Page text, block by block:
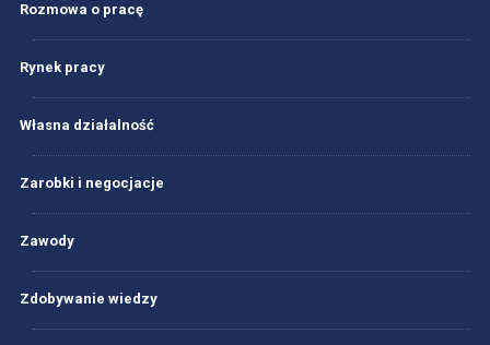
Rozmowa o pracę
Rynek pracy
Własna działalność
Zarobki i negocjacje
Zawody
Zdobywanie wiedzy